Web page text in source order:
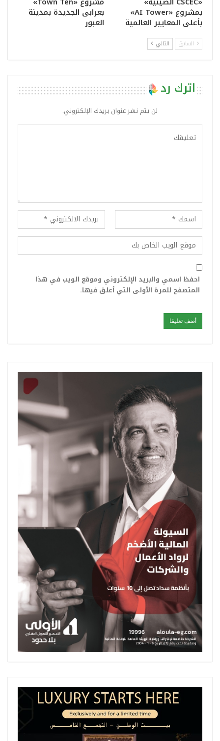
بمشروع «AI Tower»
بأعلى المعايير العالمية
بعرابى الجديدة بمدينة
العبور
السابق التالي
اترك رد
لن يتم نشر عنوان بريدك الإلكتروني.
احفظ اسمي والبريد الإلكتروني وموقع الويب في هذا
المتصفح للمرة الأولى التي أعلق فيها.